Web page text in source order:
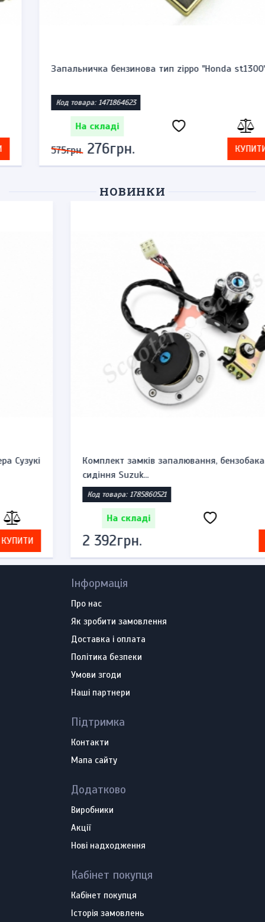
Запальничка бензинова тип zippo "Honda st1300"
Код товара: 1471864623
На складі
575грн. 276грн. КУПИТИ
НОВИНКИ
Комплект замків запалювання, бензобака та
сидіння Suzuk...
Код товара: 1785860521
2 392грн.
Інформація
Про нас
Як зробити замовлення
Доставка і оплата
Політика безпеки
Умови згоди
Наші партнери
Підтримка
Контакти
Мапа сайту
Додатково
Виробники
Акції
Нові надходження
Кабінет покупця
Кабінет покупця
Історія замовлень